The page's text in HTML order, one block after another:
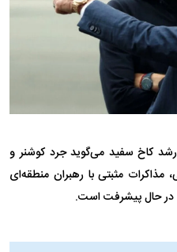
کاخ سفید می‌گوید جرد کوشنر و
مذاکرات مثبتی با رهبران منطقه‌ای
در حال پیشرفت است.